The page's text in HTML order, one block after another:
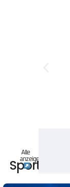
Sportartikel
Alle
anzeigen